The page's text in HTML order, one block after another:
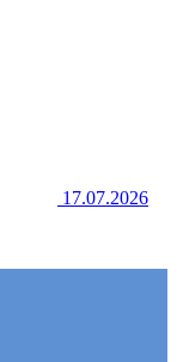
17.07.2026